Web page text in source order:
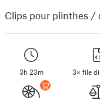
Clips pour plinthes /
3h 23m 3× file